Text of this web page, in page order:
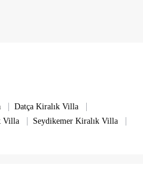
| Datça Kiralık Villa |
Villa | Seydikemer Kiralık Villa |